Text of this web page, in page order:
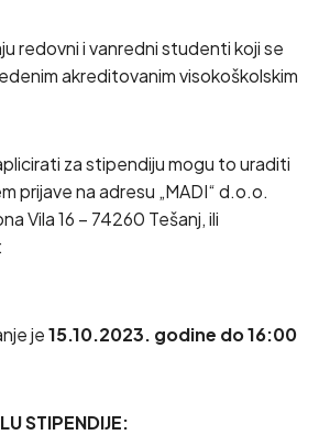
redovni i vanredni studenti koji se
akreditovanim visokoškolskim
za stipendiju mogu to uraditi
prijave na adresu „MADI“ d.o.o.
Vila 16 – 74260 Tešanj, ili
je15.10.2023. godine do 16:00
STIPENDIJE: